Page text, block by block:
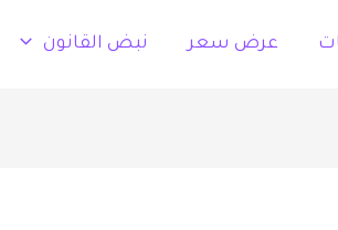
عرض سعر نبض القانون